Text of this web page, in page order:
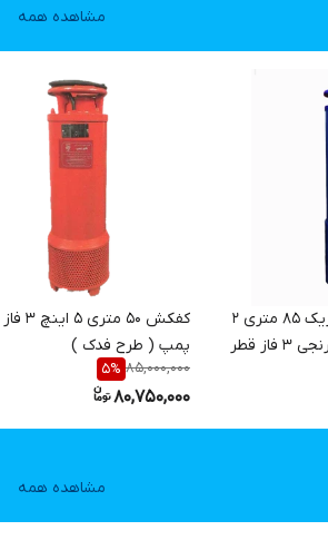
مشاهده همه
پمپ کف کش تنه باریک ۸۵ متری ۲
اینچ 15 اسب کفگرد برنجی ۳ فاز قطر
کفکش 50
پمپ ( طرح فدک )
85,000,000
5%
80,750,000
مشاهده همه